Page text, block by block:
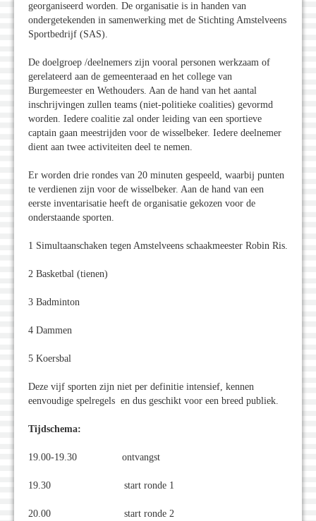
georganiseerd worden. De organisatie is in handen van
ondergetekenden in samenwerking met de Stichting Amstelveens
Sportbedrijf (SAS).
De doelgroep /deelnemers zijn vooral personen werkzaam of
gerelateerd aan de gemeenteraad en het college van
Burgemeester en Wethouders. Aan de hand van het aantal
inschrijvingen zullen teams (niet-politieke coalities) gevormd
worden. Iedere coalitie zal onder leiding van een sportieve
captain gaan meestrijden voor de wisselbeker. Iedere deelnemer
dient aan twee activiteiten deel te nemen.
Er worden drie rondes van 20 minuten gespeeld, waarbij punten
te verdienen zijn voor de wisselbeker. Aan de hand van een
eerste inventarisatie heeft de organisatie gekozen voor de
onderstaande sporten.
1 Simultaanschaken tegen Amstelveens schaakmeester Robin Ris.
2 Basketbal (tienen)
3 Badminton
4 Dammen
5 Koersbal
Deze vijf sporten zijn niet per definitie intensief, kennen
eenvoudige spelregels en dus geschikt voor een breed publiek.
Tijdschema:
19.00-19.30 ontvangst
19.30 start ronde 1
20.00 start ronde 2